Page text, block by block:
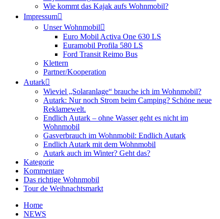
Wie kommt das Kajak aufs Wohnmobil?
Impressum
Unser Wohnmobil
Euro Mobil Activa One 630 LS
Euramobil Profila 580 LS
Ford Transit Reimo Bus
Klettern
Partner/Kooperation
Autark
Wieviel „Solaranlage“ brauche ich im Wohnmobil?
Autark: Nur noch Strom beim Camping? Schöne neue
Reklamewelt.
Endlich Autark – ohne Wasser geht es nicht im
Wohnmobil
Gasverbrauch im Wohnmobil: Endlich Autark
Endlich Autark mit dem Wohnmobil
Autark auch im Winter? Geht das?
Kategorie
Kommentare
Das richtige Wohnmobil
Tour de Weihnachtsmarkt
Home
NEWS